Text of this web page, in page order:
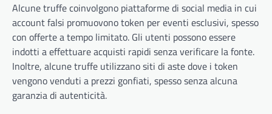
Alcune truffe coinvolgono piattaforme di social media in cui
account falsi promuovono token per eventi esclusivi, spesso
con offerte a tempo limitato. Gli utenti possono essere
indotti a effettuare acquisti rapidi senza verificare la fonte.
Inoltre, alcune truffe utilizzano siti di aste dove i token
vengono venduti a prezzi gonfiati, spesso senza alcuna
garanzia di autenticità.